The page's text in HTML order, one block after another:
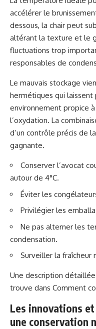
accélérer le
dessous, la chair peut
altérant la texture et le
fluctuations trop
responsables de
Le mauvais stockage
hermétiques qui laissent
environnement propice
l’oxydation. La
d’un contrôle précis de
gagnante.
Conserver l’avocat
autour de 4°C.
Éviter les
Privilégier les
Ne pas alterner les
condensation.
Surveiller la fraîcheur
Une description
trouve dans Comment
Les innovations
une conservation